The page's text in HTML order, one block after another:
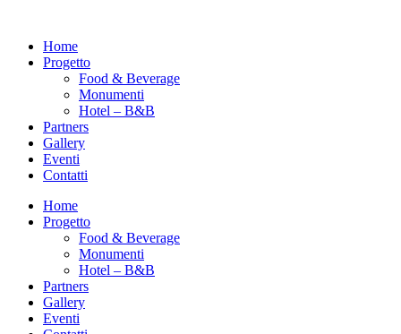
Home
Progetto
Food & Beverage
Monumenti
Hotel – B&B
Partners
Gallery
Eventi
Contatti
Home
Progetto
Food & Beverage
Monumenti
Hotel – B&B
Partners
Gallery
Eventi